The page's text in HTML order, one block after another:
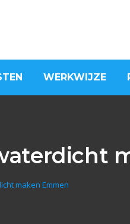
WERKWIJZE
maken Emmen